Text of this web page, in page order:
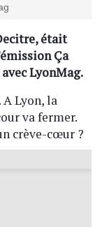
était
Ça
LyonMag.
Lyon, la
va fermer.
crève-cœur ?